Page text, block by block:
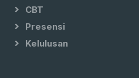
CBT
Presensi
Kelulusan